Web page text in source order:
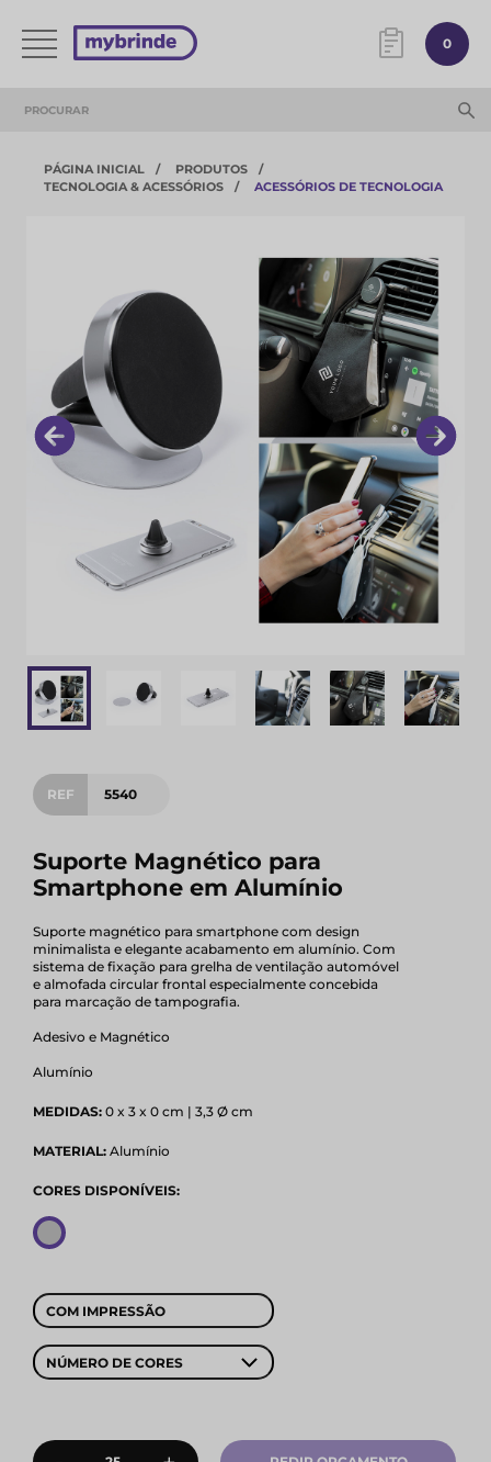
0
PÁGINA INICIAL
PRODUTOS
TECNOLOGIA & ACESSÓRIOS​
ACESSÓRIOS DE TECNOLOGIA
REF 5540
Suporte Magnético para
Smartphone em Alumínio
Suporte magnético para smartphone com design
minimalista e elegante acabamento em alumínio. Com
sistema de fixação para grelha de ventilação automóvel
e almofada circular frontal especialmente concebida
para marcação de tampografia.
Adesivo e Magnético
Alumínio
MEDIDAS: 0 x 3 x 0 cm | 3,3 Ø cm
MATERIAL: Alumínio
CORES DISPONÍVEIS:
COM IMPRESSÃO
NÚMERO DE CORES